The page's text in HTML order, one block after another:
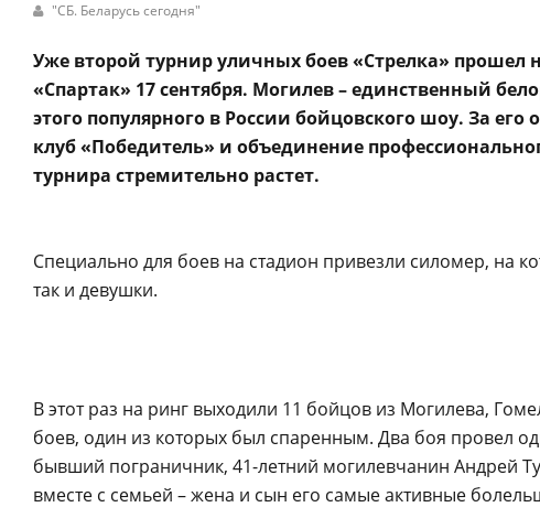
"СБ. Беларусь сегодня"
Уже второй турнир уличных боев «Стрелка» прошел
«Спартак» 17 сентября. Могилев – единственный
этого популярного в России бойцовского шоу. За
клуб «Победитель» и объединение
турнира стремительно растет.
Специально для боев на стадион привезли силомер, на
так и девушки.
В этот раз на ринг выходили 11 бойцов из Могилева,
боев, один из которых был спаренным. Два боя провел
бывший пограничник, 41-летний могилевчанин Андрей
вместе с семьей – жена и сын его самые активные